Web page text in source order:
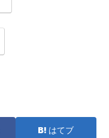
はてブ